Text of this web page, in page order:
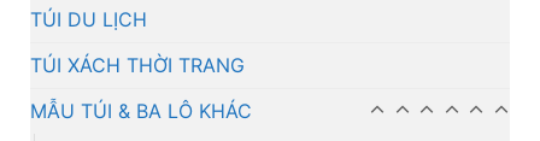
TÚI DU LỊCH
TÚI XÁCH THỜI TRANG
MẪU TÚI & BA LÔ KHÁC